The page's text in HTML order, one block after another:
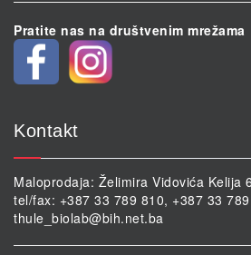
Pratite nas na društvenim mrežama
Kontakt
Maloprodaja: Želimira Vidovića Kelija
tel/fax: +387 33 789 810, +387 33
thule_biolab@bih.net.ba